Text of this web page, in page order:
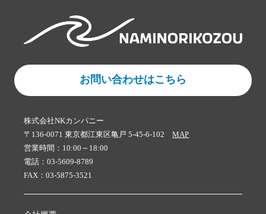
お問い合わせはこちら
株式会社NKカンパニー
〒136-0071 東京都江東区亀戸 5-45-6-102MAP
営業時間：10:00～18:00
電話：03-5609-8789
FAX：03-5875-3521